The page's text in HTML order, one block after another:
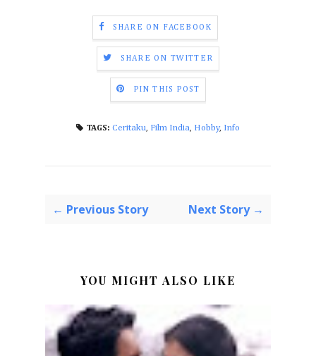
SHARE ON FACEBOOK
SHARE ON TWITTER
PIN THIS POST
TAGS: Ceritaku, Film India, Hobby, Info
← Previous Story Next Story →
YOU MIGHT ALSO LIKE